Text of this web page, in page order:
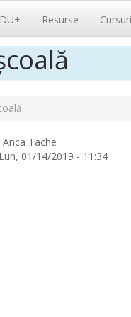
Resurse Cursuri
Lun, 01/14/2019 - 11:34